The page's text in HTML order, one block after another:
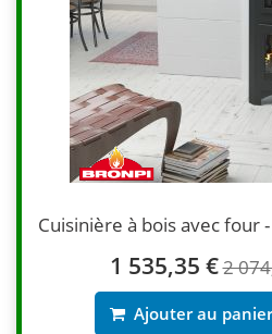
Cuisinière à bois avec four
1 535,35 €2
Ajouter au panier